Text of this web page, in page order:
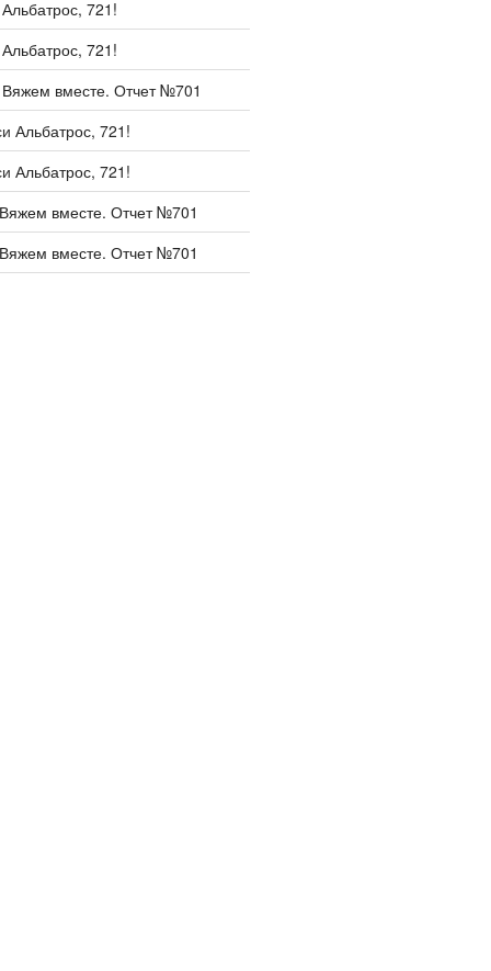
Альбатрос, 721!
Альбатрос, 721!
Вяжем вместе. Отчет №701
Альбатрос, 721!
Альбатрос, 721!
вместе. Отчет №701
вместе. Отчет №701